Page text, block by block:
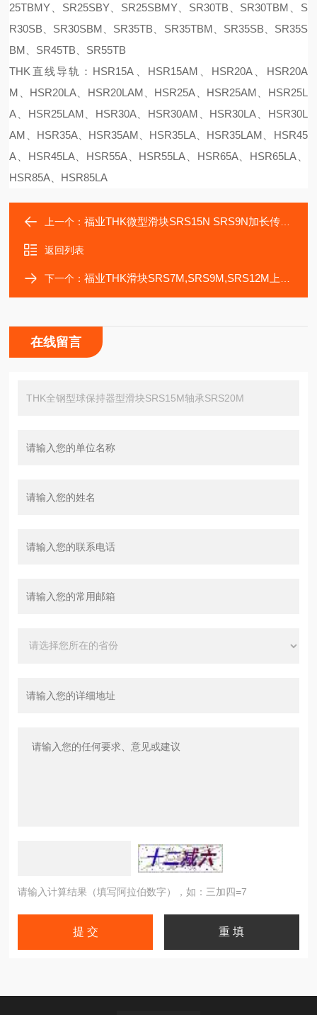
25TBMY、SR25SBY、SR25SBMY、SR30TB、SR30TBM、S
R30SB、SR30SBM、SR35TB、SR35TBM、SR35SB、SR35S
BM、SR45TB、SR55TB
THK直线导轨：HSR15A、HSR15AM、HSR20A、HSR20A
M、HSR20LA、HSR20LAM、HSR25A、HSR25AM、HSR25L
A、HSR25LAM、HSR30A、HSR30AM、HSR30LA、HSR30L
AM、HSR35A、HSR35AM、HSR35LA、HSR35LAM、HSR45
A、HSR45LA、HSR55A、HSR55LA、HSR65A、HSR65LA、
HSR85A、HSR85LA
上一个：福业THK微型滑块SRS15N SRS9N加长传动控制轴承
返回列表
下一个：福业THK滑块SRS7M,SRS9M,SRS12M上螺纹孔安装
在线留言
请输入计算结果（填写阿拉伯数字），如：三加四=7